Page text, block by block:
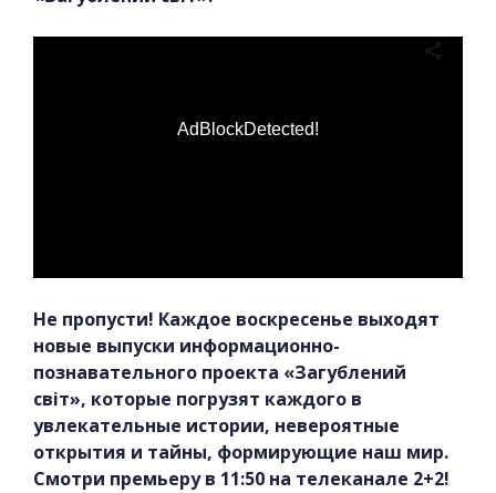
AdBlockDetected!
Не пропусти! Каждое воскресенье выходят
новые выпуски информационно-
познавательного проекта «Загублений
світ», которые погрузят каждого в
увлекательные истории, невероятные
открытия и тайны, формирующие наш мир.
Смотри премьеру в 11:50 на телеканале 2+2!